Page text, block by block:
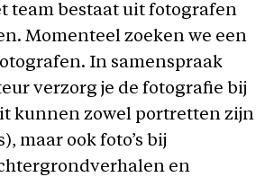
team bestaat uit fotografen
Momenteel zoeken we een
In samenspraak
verzorg je de fotografie bij
kunnen zowel portretten zijn
maar ook foto’s bij
en